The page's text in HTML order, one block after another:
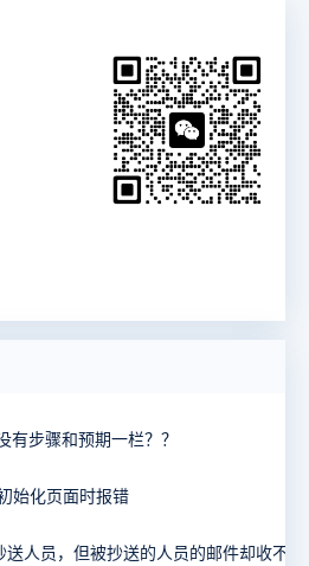
有步骤和预期一栏？？
始化页面时报错
人员，但被抄送的人员的邮件却收不到